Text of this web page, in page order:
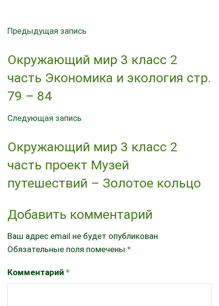
Предыдущая запись
Окружающий мир 3 класс 2
часть Экономика и экология стр.
79 – 84
Следующая запись
Окружающий мир 3 класс 2
часть проект Музей
путешествий – Золотое кольцо
Добавить комментарий
Ваш адрес email не будет опубликован.
Обязательные поля помечены *
Комментарий *